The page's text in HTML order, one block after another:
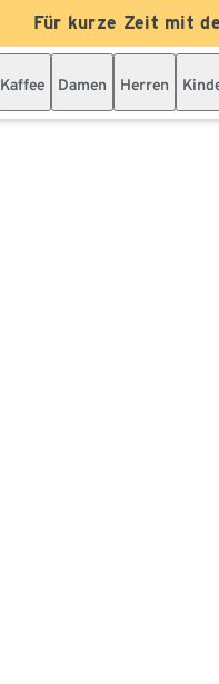
Für kurze Zeit mit
Kaffee Damen Herren